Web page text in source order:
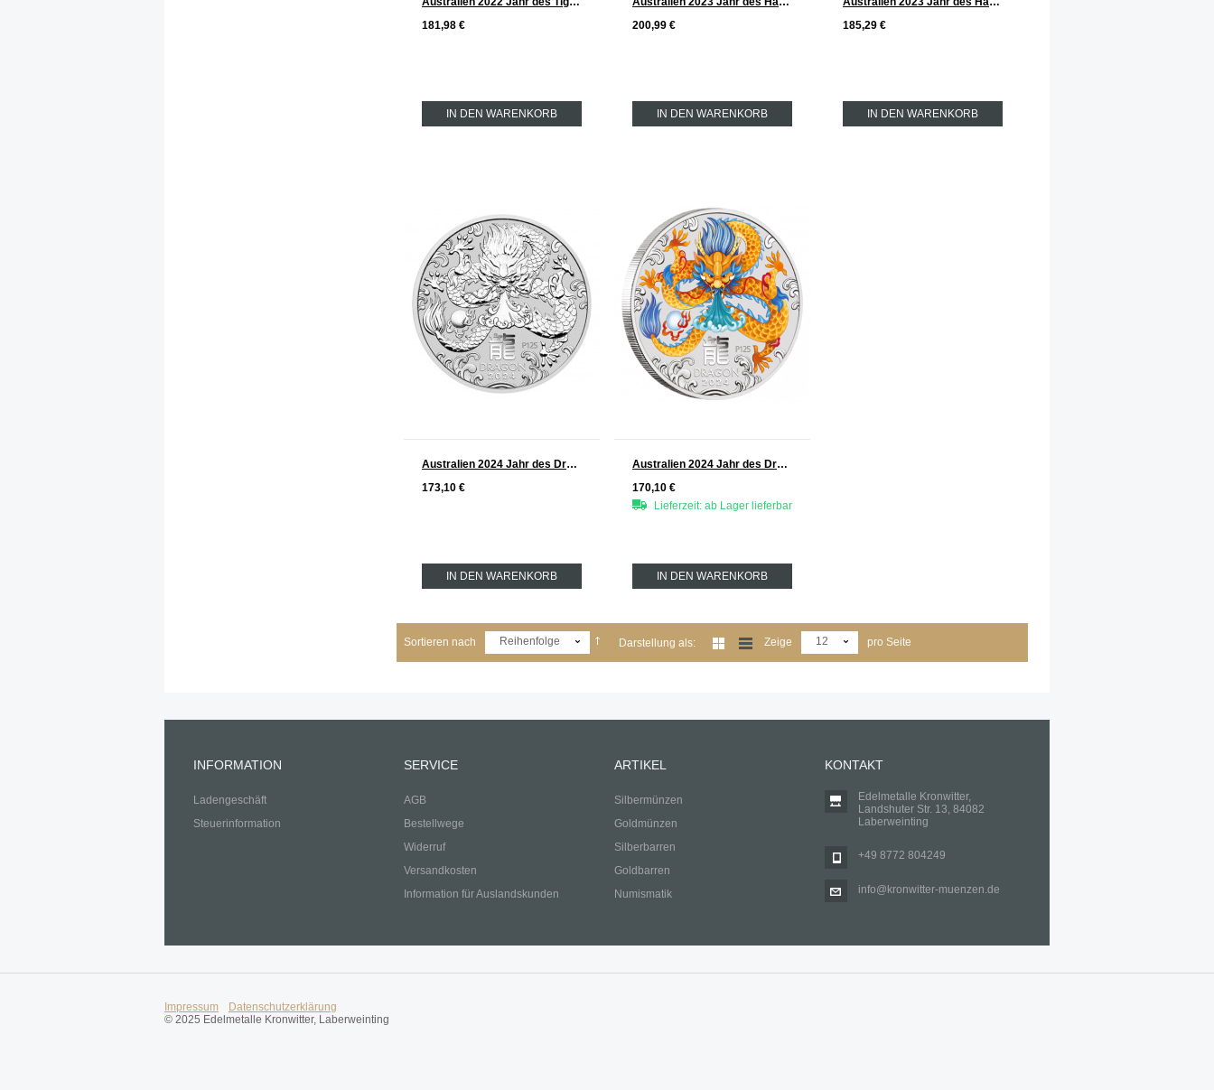
181,98 €
IN DEN WARENKORB
200,99 €
IN DEN WARENKORB
185,29 €
IN DEN WARENKORB
Australien 2024 Jahr des Drachen Lunar Serie III Silber 2 oz
173,10 €
IN DEN WARENKORB
Australien 2024 Jahr des Drachen Lunar Serie III Silber 2 oz FARBE
170,10 €
Lieferzeit: ab Lager lieferbar
IN DEN WARENKORB
Sortieren nach Reihenfolge Darstellung als: Zeige 12 pro Seite
INFORMATION
Ladengeschäft
Steuerinformation
SERVICE
AGB
Bestellwege
Widerruf
Versandkosten
Information für Auslandskunden
ARTIKEL
Silbermünzen
Goldmünzen
Silberbarren
Goldbarren
Numismatik
KONTAKT
Edelmetalle Kronwitter,
Landshuter Str. 13, 84082
Laberweinting
+49 8772 804249
info@kronwitter-muenzen.de
Impressum
Datenschutzerklärung
© 2025 Edelmetalle Kronwitter, Laberweinting